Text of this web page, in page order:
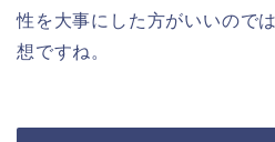
性を大事にした方がいいので
想ですね。